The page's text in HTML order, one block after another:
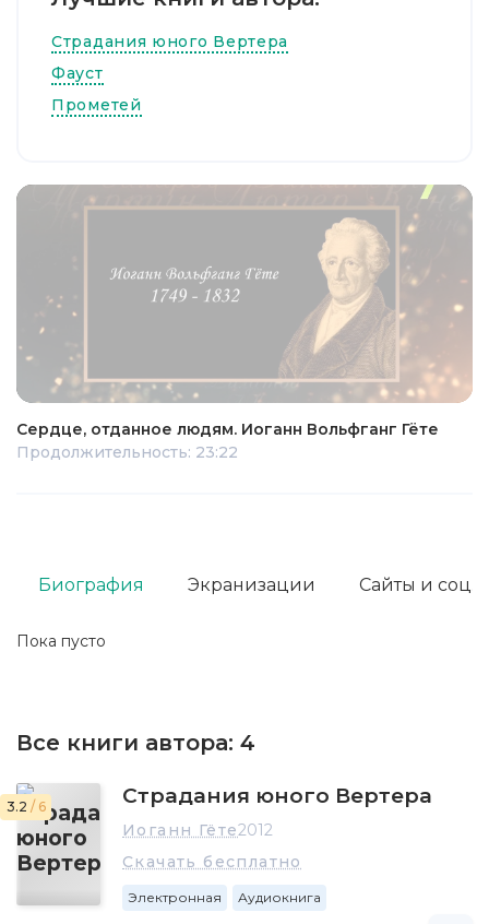
Страдания юного Вертера
Фауст
Прометей
Сердце, отданное людям. Иоганн Вольфганг Гёте
Продолжительность: 23:22
Пока пусто
Биография Экранизации Сайты и соц.
Все книги автора: 4
3.2 / 6 Страдания юного Вертера
Иоганн Гёте2012
Скачать бесплатно
Электронная Аудиокнига